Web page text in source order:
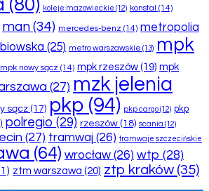
(80) koleje mazowieckie (12) konstal (14)
man (34) mercedes-benz (14) metropolia
(25) metro warszawskie (13) mpk
mpk nowy sącz (14) mpk rzeszów (19) mpk
(27) mzk jelenia
sącz (17) pkp (94) pkp cargo(12) pkp
polregio (29) rzeszów (18) scania (12)
(27) tramwaj (26) tramwaje szczecińskie
(64) wrocław (26) wtp (28)
ztm warszawa (20) ztp kraków (35)